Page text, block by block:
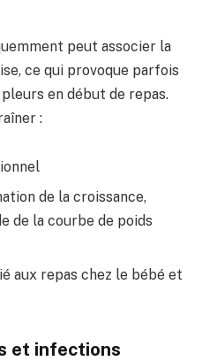
peut associer la
ce qui provoque parfois
en début de repas.
:
de la croissance,
de la courbe de poids
aux repas chez le bébé et
et infections